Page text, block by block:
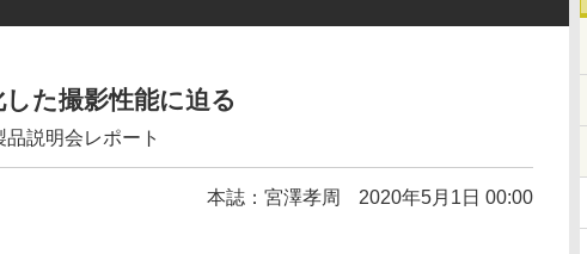
た撮影性能に迫る
説明会レポート
本誌：宮澤孝周 2020年5月1日 00:00